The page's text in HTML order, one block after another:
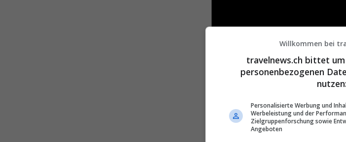
Willkommen bei
travelnews.ch bittet
personenbezogenen
nutzen:
Personalisierte Werbung und
Werbeleistung und der
Zielgruppenforschung sowie
Angeboten